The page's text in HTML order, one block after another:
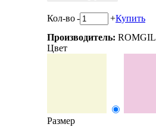
Кол-во- +Купить
Производитель: ROMGIL
Цвет
Размер